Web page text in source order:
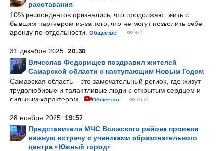
расставания
10% респондентов признались, что продолжают жить с
бывшим партнером из-за того, что не могут позволить себе
аренду по-отдельности.
Общество 835
31 декабря 2025 20:30
Вячеслав Федорищев поздравил жителей
Самарской области с наступающим Новым Годом
Самарская область – это замечательный регион, где живут
трудолюбивые и талантливые люди с открытым сердцем и
сильным характером.
Общество 2652
28 ноября 2025 19:57
Представители МЧС Волжского района провели
важную встречу с учениками образовательного
центра «Южный город»